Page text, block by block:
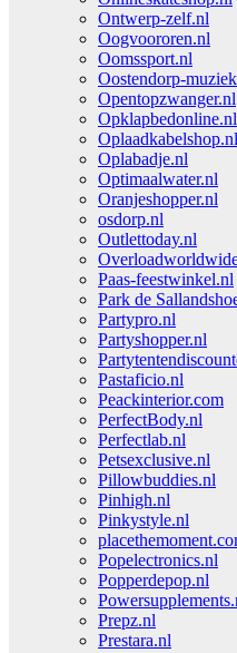
Ontwerp-zelf.nl
Oogvoororen.nl
Oomssport.nl
Oostendorp-
Opentopzwanger.nl
Opklapbedonline.nl
Oplaadkabelshop.nl
Oplabadje.nl
Optimaalwater.nl
Oranjeshopper.nl
osdorp.nl
Outlettoday.nl
Paas-feestwinkel.nl
Park de
Partypro.nl
Partyshopper.nl
Pastaficio.nl
Peackinterior.com
PerfectBody.nl
Perfectlab.nl
Petsexclusive.nl
Pillowbuddies.nl
Pinhigh.nl
Pinkystyle.nl
Popelectronics.nl
Popperdepop.nl
Prepz.nl
Prestara.nl